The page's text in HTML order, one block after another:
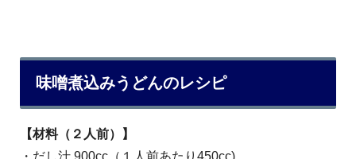
味噌煮込みうどんのレシピ
【材料（２人前）】